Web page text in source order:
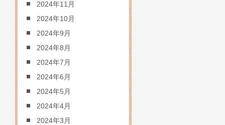
2024年11月
2024年10月
2024年9月
2024年8月
2024年7月
2024年6月
2024年5月
2024年4月
2024年3月